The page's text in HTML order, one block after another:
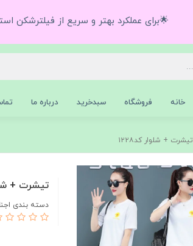
🌟برای عملکرد بهتر و سریع از فیلترشکن
خانه فروشگاه سبدخرید درباره ما
تیشرت + شلوار کد۱۲۲۸
تیشرت +
دسته بندی